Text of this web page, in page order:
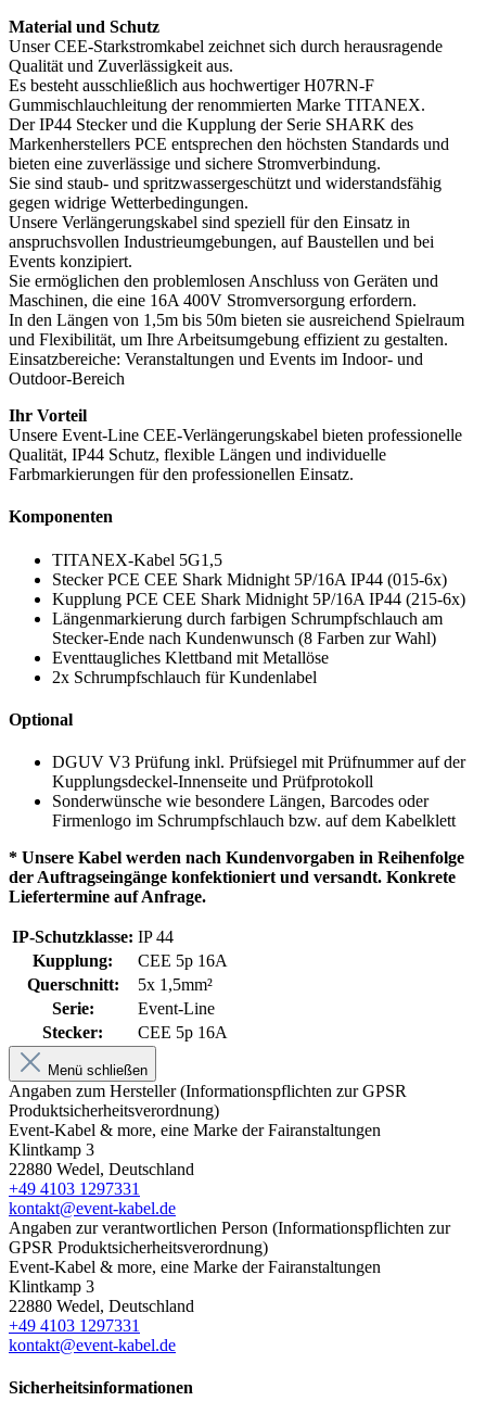
Material und Schutz
Unser CEE-Starkstromkabel zeichnet sich durch herausragende
Qualität und Zuverlässigkeit aus.
Es besteht ausschließlich aus hochwertiger H07RN-F
Gummischlauchleitung der renommierten Marke TITANEX.
Der IP44 Stecker und die Kupplung der Serie SHARK des
Markenherstellers PCE entsprechen den höchsten Standards und
bieten eine zuverlässige und sichere Stromverbindung.
Sie sind staub- und spritzwassergeschützt und widerstandsfähig
gegen widrige Wetterbedingungen.
Unsere Verlängerungskabel sind speziell für den Einsatz in
anspruchsvollen Industrieumgebungen, auf Baustellen und bei
Events konzipiert.
Sie ermöglichen den problemlosen Anschluss von Geräten und
Maschinen, die eine 16A 400V Stromversorgung erfordern.
In den Längen von 1,5m bis 50m bieten sie ausreichend Spielraum
und Flexibilität, um Ihre Arbeitsumgebung effizient zu gestalten.
Einsatzbereiche: Veranstaltungen und Events im Indoor- und
Outdoor-Bereich
Ihr Vorteil
Unsere Event-Line CEE-Verlängerungskabel bieten professionelle
Qualität, IP44 Schutz, flexible Längen und individuelle
Farbmarkierungen für den professionellen Einsatz.
Komponenten
TITANEX-Kabel 5G1,5
Stecker PCE CEE Shark Midnight 5P/16A IP44 (015-6x)
Kupplung PCE CEE Shark Midnight 5P/16A IP44 (215-6x)
Längenmarkierung durch farbigen Schrumpfschlauch am
Stecker-Ende nach Kundenwunsch (8 Farben zur Wahl)
Eventtaugliches Klettband mit Metallöse
2x Schrumpfschlauch für Kundenlabel
Optional
DGUV V3 Prüfung inkl. Prüfsiegel mit Prüfnummer auf der
Kupplungsdeckel-Innenseite und Prüfprotokoll
Sonderwünsche wie besondere Längen, Barcodes oder
Firmenlogo im Schrumpfschlauch bzw. auf dem Kabelklett
* Unsere Kabel werden nach Kundenvorgaben in Reihenfolge
der Auftragseingänge konfektioniert und versandt. Konkrete
Liefertermine auf Anfrage.
IP-Schutzklasse: IP 44
Kupplung:
CEE 5p 16A
Querschnitt:
5x 1,5mm²
Serie:
Event-Line
Stecker:
CEE 5p 16A
Menü schließen
Angaben zum Hersteller (Informationspflichten zur GPSR
Produktsicherheitsverordnung)
Event-Kabel & more, eine Marke der Fairanstaltungen
Klintkamp 3
22880 Wedel, Deutschland
+49 4103 1297331
kontakt@event-kabel.de
Angaben zur verantwortlichen Person (Informationspflichten zur
GPSR Produktsicherheitsverordnung)
Event-Kabel & more, eine Marke der Fairanstaltungen
Klintkamp 3
22880 Wedel, Deutschland
+49 4103 1297331
kontakt@event-kabel.de
Sicherheitsinformationen